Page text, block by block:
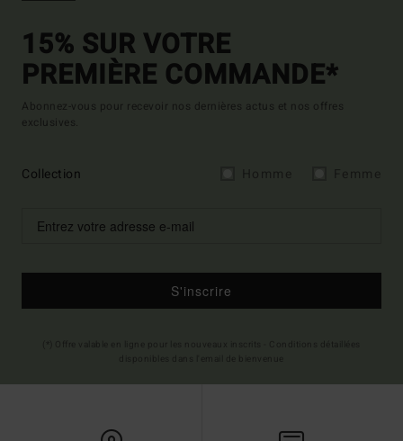
15% SUR VOTRE
PREMIÈRE COMMANDE*
Abonnez-vous pour recevoir nos dernières actus et nos offres
exclusives.
Collection
S'inscrire